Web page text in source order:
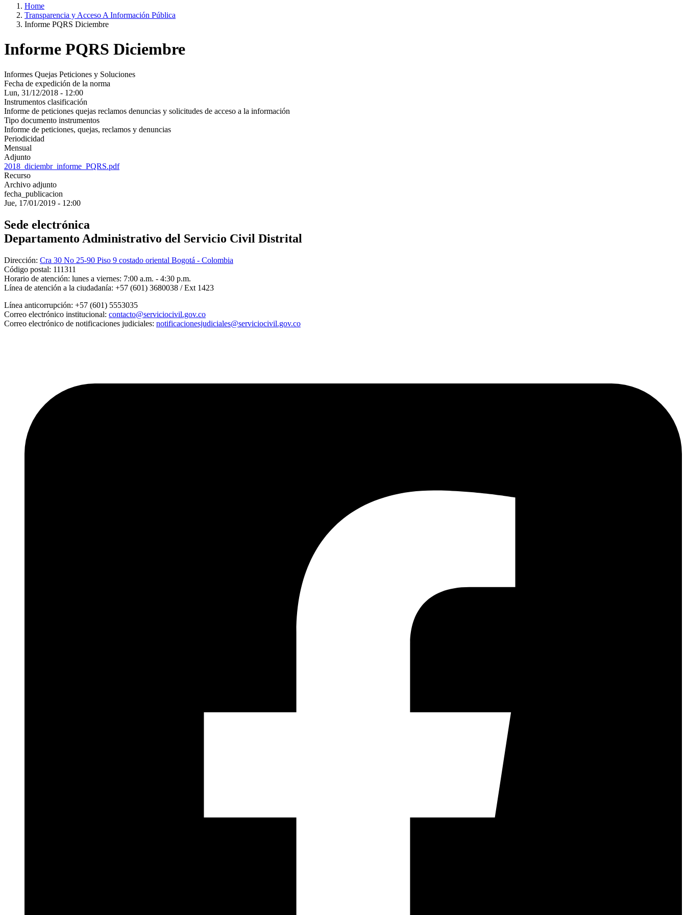
Home
Transparencia y Acceso A Información Pública
Informe PQRS Diciembre
Informe PQRS Diciembre
Informes Quejas Peticiones y Soluciones
Fecha de expedición de la norma
Lun, 31/12/2018 - 12:00
Instrumentos clasificación
Informe de peticiones quejas reclamos denuncias y solicitudes de acceso a la información
Tipo documento instrumentos
Informe de peticiones, quejas, reclamos y denuncias
Periodicidad
Mensual
Adjunto
2018_diciembr_informe_PQRS.pdf
Recurso
Archivo adjunto
fecha_publicacion
Jue, 17/01/2019 - 12:00
Sede electrónica
Departamento Administrativo del Servicio Civil Distrital
Dirección: Cra 30 No 25-90 Piso 9 costado oriental Bogotá - Colombia
Código postal: 111311
Horario de atención: lunes a viernes: 7:00 a.m. - 4:30 p.m.
Línea de atención a la ciudadanía: +57 (601) 3680038 / Ext 1423
Línea anticorrupción: +57 (601) 5553035
Correo electrónico institucional: contacto@serviciocivil.gov.co
Correo electrónico de notificaciones judiciales: notificacionesjudiciales@serviciocivil.gov.co